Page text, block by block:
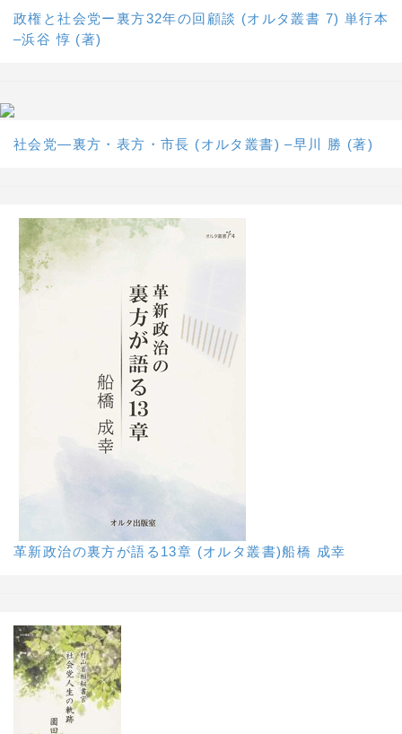
政権と社会党ー裏方32年の回顧談 (オルタ叢書 7) 単行本
–浜谷 惇 (著)
社会党―裏方・表方・市長 (オルタ叢書) –早川 勝 (著)
革新政治の裏方が語る13章 (オルタ叢書)船橋 成幸